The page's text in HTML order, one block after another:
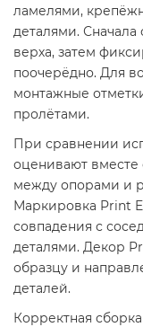
ламелями,
деталями.
верха, затем
поочерёдно. Для
монтажные
пролётами.
При сравнении
оценивают вместе
между опорами и
Маркировка Print
совпадения с
деталями. Декор
образцу и
деталей.
Корректная